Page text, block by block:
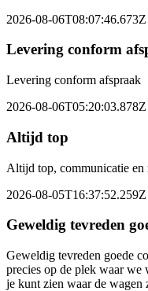
2026-08-06T08:07:46.673Z
Levering conform
Levering conform afspraak
2026-08-06T05:20:03.878Z
Altijd top
Altijd top, communicatie en
2026-08-05T16:37:52.259Z
Geweldig tevreden
Geweldig tevreden goede
precies op de plek waar we
je kunt zien waar de wagen